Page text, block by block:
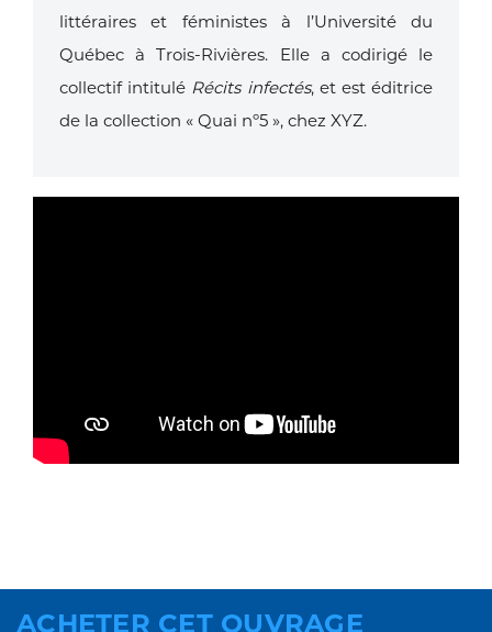
littéraires et féministes à l’Université du
Québec à Trois-Rivières. Elle a codirigé le
collectif intitulé Récits infectés, et est éditrice
de la collection « Quai nº5 », chez XYZ.
ACHETER CET OUVRAGE